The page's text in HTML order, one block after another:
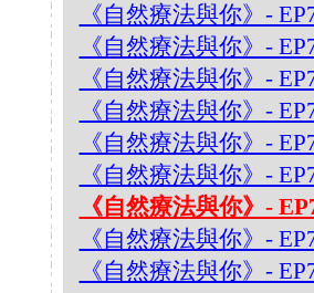
《自然療法與你》-
《自然療法與你》-
《自然療法與你》-
《自然療法與你》-
《自然療法與你》-
《自然療法與你》-
《自然療法與你》-
《自然療法與你》-
《自然療法與你》-